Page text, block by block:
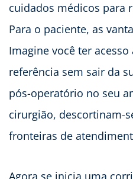
cuidados médicos para
Para o paciente, as
Imagine você ter
referência sem sair da
pós-operatório no seu
cirurgião, descortinam-
fronteiras de
Agora se inicia uma